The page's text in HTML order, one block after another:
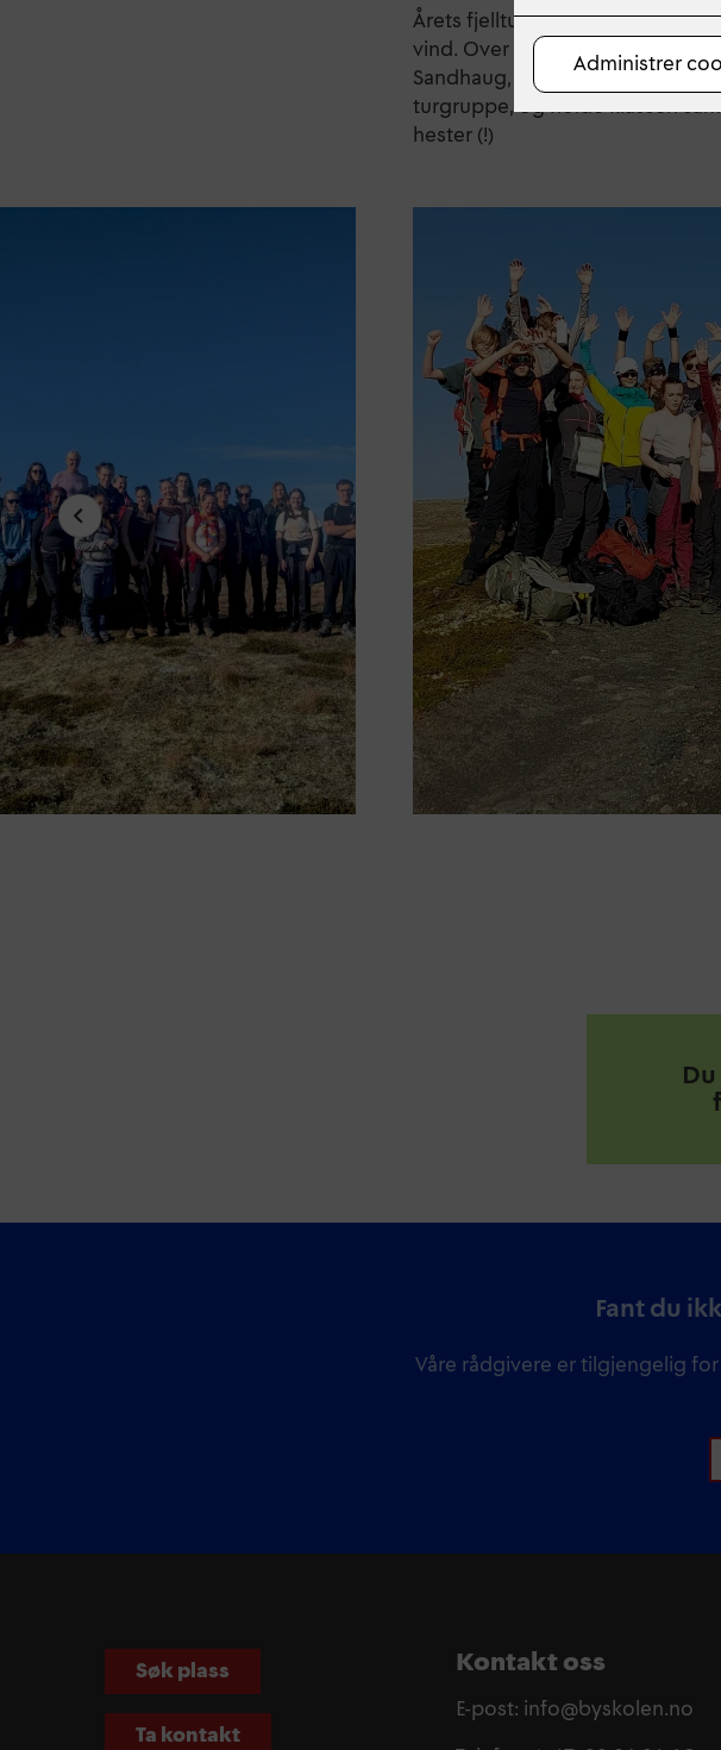
Årets fjelltur tok vg1 gjennom
vind. Over 140 elever gikk flere
Sandhaug, via Trondsbu.
turgruppe, og holde klassen
hester (!)
Fant du
Våre rådgivere er tilgjengelig
Søk plass
Ta kontakt
Kontakt oss
E-post: info@byskolen.no